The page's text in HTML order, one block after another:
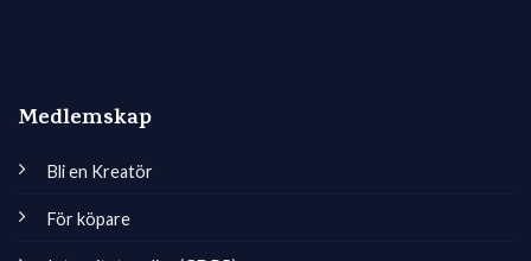
Medlemskap
Bli en Kreatör
För köpare